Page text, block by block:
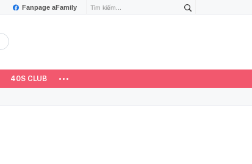
Fanpage aFamily
40S CLUB